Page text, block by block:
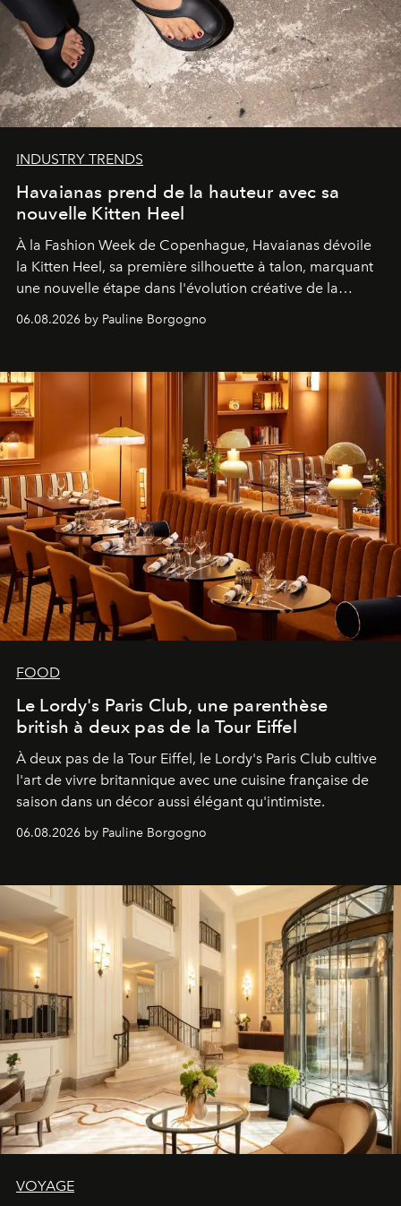
INDUSTRY TRENDS
Havaianas prend de la hauteur avec sa
nouvelle Kitten Heel
À la Fashion Week de Copenhague, Havaianas dévoile
la Kitten Heel, sa première silhouette à talon, marquant
une nouvelle étape dans l'évolution créative de la
06.08.2026 by Pauline Borgogno
FOOD
Le Lordy's Paris Club, une parenthèse
british à deux pas de la Tour Eiffel
À deux pas de la Tour Eiffel, le Lordy's Paris Club cultive
l'art de vivre britannique avec une cuisine française de
saison dans un décor aussi élégant qu'intimiste.
06.08.2026 by Pauline Borgogno
VOYAGE